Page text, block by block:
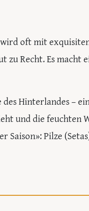
oft mit
Recht. Es macht
Hinterlandes –
und die feuchten
Pilze